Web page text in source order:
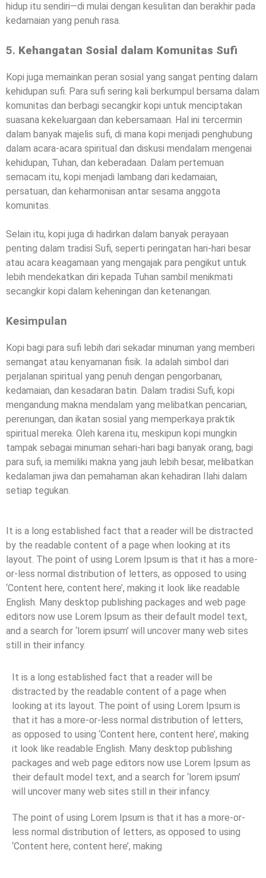
hidup itu sendiri—di mulai dengan kesulitan dan berakhir pada
kedamaian yang penuh rasa.
5. Kehangatan Sosial dalam Komunitas Sufi
Kopi juga memainkan peran sosial yang sangat penting dalam
kehidupan sufi. Para sufi sering kali berkumpul bersama dalam
komunitas dan berbagi secangkir kopi untuk menciptakan
suasana kekeluargaan dan kebersamaan. Hal ini tercermin
dalam banyak majelis sufi, di mana kopi menjadi penghubung
dalam acara-acara spiritual dan diskusi mendalam mengenai
kehidupan, Tuhan, dan keberadaan. Dalam pertemuan
semacam itu, kopi menjadi lambang dari kedamaian,
persatuan, dan keharmonisan antar sesama anggota
komunitas.
Selain itu, kopi juga di hadirkan dalam banyak perayaan
penting dalam tradisi Sufi, seperti peringatan hari-hari besar
atau acara keagamaan yang mengajak para pengikut untuk
lebih mendekatkan diri kepada Tuhan sambil menikmati
secangkir kopi dalam keheningan dan ketenangan.
Kesimpulan
Kopi bagi para sufi lebih dari sekadar minuman yang memberi
semangat atau kenyamanan fisik. Ia adalah simbol dari
perjalanan spiritual yang penuh dengan pengorbanan,
kedamaian, dan kesadaran batin. Dalam tradisi Sufi, kopi
mengandung makna mendalam yang melibatkan pencarian,
perenungan, dan ikatan sosial yang memperkaya praktik
spiritual mereka. Oleh karena itu, meskipun kopi mungkin
tampak sebagai minuman sehari-hari bagi banyak orang, bagi
para sufi, ia memiliki makna yang jauh lebih besar, melibatkan
kedalaman jiwa dan pemahaman akan kehadiran Ilahi dalam
setiap tegukan.
It is a long established fact that a reader will be distracted
by the readable content of a page when looking at its
layout. The point of using Lorem Ipsum is that it has a more-
or-less normal distribution of letters, as opposed to using
‘Content here, content here’, making it look like readable
English. Many desktop publishing packages and web page
editors now use Lorem Ipsum as their default model text,
and a search for ‘lorem ipsum’ will uncover many web sites
still in their infancy.
It is a long established fact that a reader will be
distracted by the readable content of a page when
looking at its layout. The point of using Lorem Ipsum is
that it has a more-or-less normal distribution of letters,
as opposed to using ‘Content here, content here’, making
it look like readable English. Many desktop publishing
packages and web page editors now use Lorem Ipsum as
their default model text, and a search for ‘lorem ipsum’
will uncover many web sites still in their infancy.
The point of using Lorem Ipsum is that it has a more-or-
less normal distribution of letters, as opposed to using
‘Content here, content here’, making